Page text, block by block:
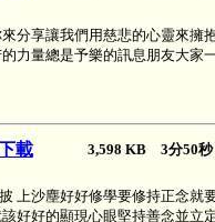
分享讓我們用慈悲的心靈來
力量總是予樂的訊息朋友大
載
3,598 KB 3分50
上沙塵好好修學要修持正念
好好的顯現心眼堅持善念並